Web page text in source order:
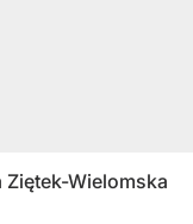
Ziętek-Wielomska